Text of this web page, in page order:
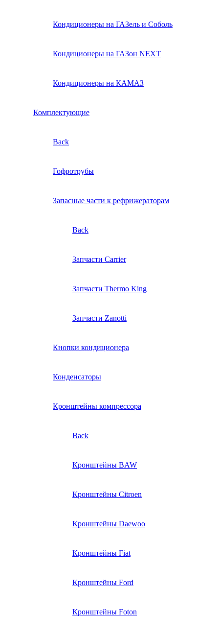
Кондиционеры на ГАЗель и Соболь
Кондиционеры на ГАЗон NEXT
Кондиционеры на КАМАЗ
Комплектующие
Back
Гофротрубы
Запасные части к рефрижераторам
Back
Запчасти Carrier
Запчасти Thermo King
Запчасти Zanotti
Кнопки кондиционера
Конденсаторы
Кронштейны компрессора
Back
Кронштейны BAW
Кронштейны Citroen
Кронштейны Daewoo
Кронштейны Fiat
Кронштейны Ford
Кронштейны Foton